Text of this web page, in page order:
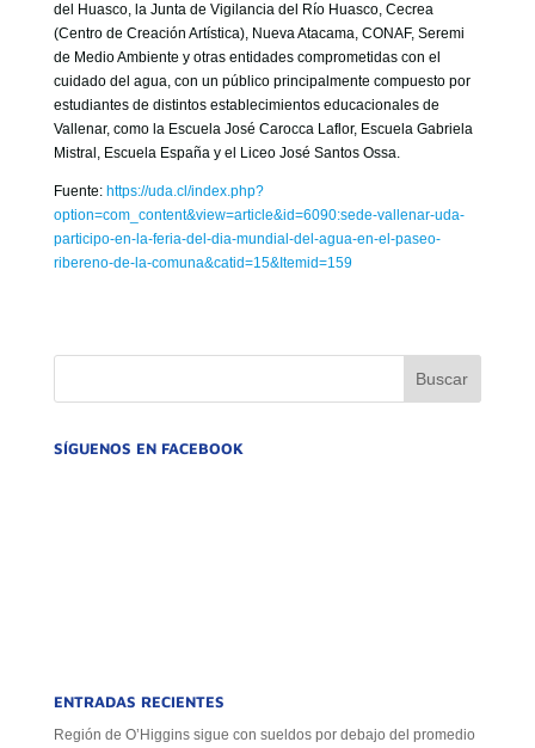
del Huasco, la Junta de Vigilancia del Río Huasco, Cecrea
(Centro de Creación Artística), Nueva Atacama, CONAF, Seremi
de Medio Ambiente y otras entidades comprometidas con el
cuidado del agua, con un público principalmente compuesto por
estudiantes de distintos establecimientos educacionales de
Vallenar, como la Escuela José Carocca Laflor, Escuela Gabriela
Mistral, Escuela España y el Liceo José Santos Ossa.
Fuente: https://uda.cl/index.php?
option=com_content&view=article&id=6090:sede-vallenar-uda-
participo-en-la-feria-del-dia-mundial-del-agua-en-el-paseo-
ribereno-de-la-comuna&catid=15&Itemid=159
SÍGUENOS EN FACEBOOK
ENTRADAS RECIENTES
Región de O’Higgins sigue con sueldos por debajo del promedio